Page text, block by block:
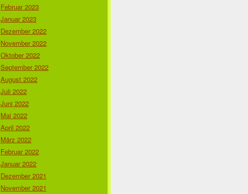
Februar 2023
Januar 2023
Dezember 2022
November 2022
Oktober 2022
September 2022
August 2022
Juli 2022
Juni 2022
Mai 2022
April 2022
März 2022
Februar 2022
Januar 2022
Dezember 2021
November 2021